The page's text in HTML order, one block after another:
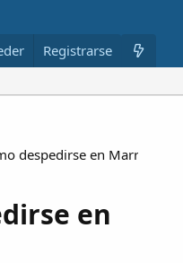
Miembros
Registrarse
despedirse en Marruecos?
en